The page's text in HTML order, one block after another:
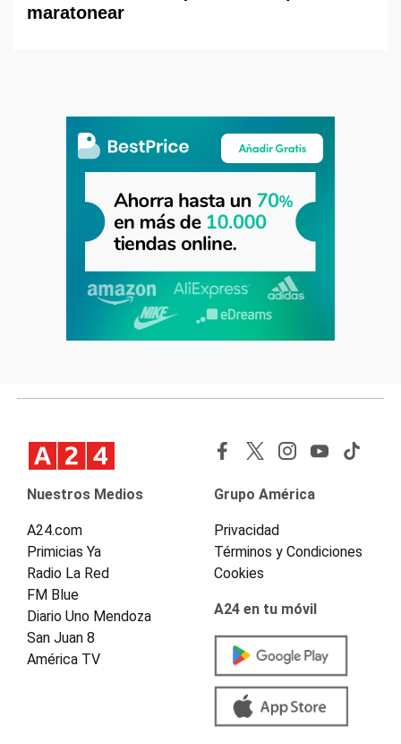
maratonear
Nuestros Medios
A24.com
Primicias Ya
Radio La Red
FM Blue
Diario Uno Mendoza
San Juan 8
América TV
Grupo América
Privacidad
Términos y Condiciones
Cookies
A24 en tu móvil